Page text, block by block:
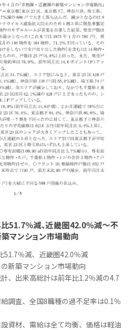
51.7％減、近畿圏42.0％減～不
マンション市場動向
％減、近畿圏42.0％減
新築マンション市場動向
、出来高総計は前年比1.2％減の4.7
調査、全国8職種の過不足率は0.1％
資材、需給は全て均衡、価格は軽油